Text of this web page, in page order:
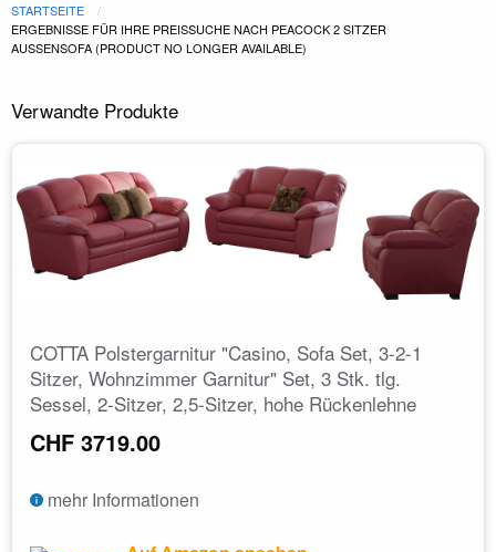
STARTSEITE
ERGEBNISSE FÜR IHRE PREISSUCHE NACH PEACOCK 2 SITZER
AUSSENSOFA (PRODUCT NO LONGER AVAILABLE)
Verwandte Produkte
COTTA Polstergarnitur "Casino, Sofa Set, 3-2-1
Sitzer, Wohnzimmer Garnitur" Set, 3 Stk. tlg.
Sessel, 2-Sitzer, 2,5-Sitzer, hohe Rückenlehne
CHF 3719.00
mehr Informationen